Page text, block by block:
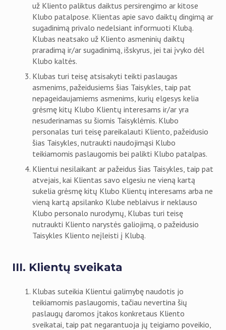
už Kliento paliktus daiktus persirengimo ar kitose
Klubo patalpose. Klientas apie savo daiktų dingimą ar
sugadinimą privalo nedelsiant informuoti Klubą.
Klubas neatsako už Kliento asmeninių daiktų
praradimą ir/ar sugadinimą, išskyrus, jei tai įvyko dėl
Klubo kaltės.
Klubas turi teisę atsisakyti teikti paslaugas
asmenims, pažeidusiems šias Taisykles, taip pat
nepageidaujamiems asmenims, kurių elgesys kelia
grėsmę kitų Klubo Klientų interesams ir/ar yra
nesuderinamas su šiomis Taisyklėmis. Klubo
personalas turi teisę pareikalauti Kliento, pažeidusio
šias Taisykles, nutraukti naudojimąsi Klubo
teikiamomis paslaugomis bei palikti Klubo patalpas.
Klientui nesilaikant ar pažeidus šias Taisykles, taip pat
atvejais, kai Klientas savo elgesiu ne vieną kartą
sukelia grėsmę kitų Klubo Klientų interesams arba ne
vieną kartą apsilanko Klube neblaivus ir neklauso
Klubo personalo nurodymų, Klubas turi teisę
nutraukti Kliento narystės galiojimą, o pažeidusio
Taisykles Kliento neįleisti į Klubą.
III. Klientų sveikata
Klubas suteikia Klientui galimybę naudotis jo
teikiamomis paslaugomis, tačiau nevertina šių
paslaugų daromos įtakos konkretaus Kliento
sveikatai, taip pat negarantuoja jų teigiamo poveikio,